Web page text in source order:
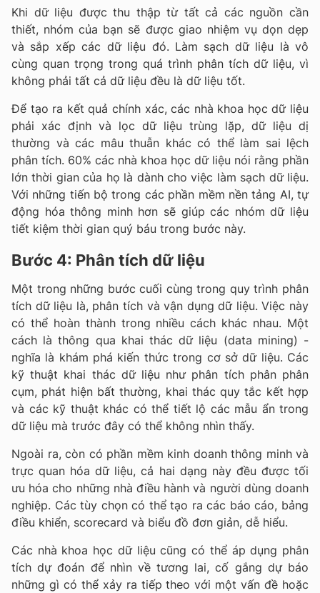
Khi dữ liệu được thu thập từ tất cả các nguồn cần
thiết, nhóm của bạn sẽ được giao nhiệm vụ dọn dẹp
và sắp xếp các dữ liệu đó. Làm sạch dữ liệu là vô
cùng quan trọng trong quá trình phân tích dữ liệu, vì
không phải tất cả dữ liệu đều là dữ liệu tốt.
Để tạo ra kết quả chính xác, các nhà khoa học dữ liệu
phải xác định và lọc dữ liệu trùng lặp, dữ liệu dị
thường và các mâu thuẫn khác có thể làm sai lệch
phân tích. 60% các nhà khoa học dữ liệu nói rằng phần
lớn thời gian của họ là dành cho việc làm sạch dữ liệu.
Với những tiến bộ trong các phần mềm nền tảng AI, tự
động hóa thông minh hơn sẽ giúp các nhóm dữ liệu
tiết kiệm thời gian quý báu trong bước này.
Bước 4: Phân tích dữ liệu
Một trong những bước cuối cùng trong quy trình phân
tích dữ liệu là, phân tích và vận dụng dữ liệu. Việc này
có thể hoàn thành trong nhiều cách khác nhau. Một
cách là thông qua khai thác dữ liệu (data mining) -
nghĩa là khám phá kiến thức trong cơ sở dữ liệu. Các
kỹ thuật khai thác dữ liệu như phân tích phân phân
cụm, phát hiện bất thường, khai thác quy tắc kết hợp
và các kỹ thuật khác có thể tiết lộ các mẫu ẩn trong
dữ liệu mà trước đây có thể không nhìn thấy.
Ngoài ra, còn có phần mềm kinh doanh thông minh và
trực quan hóa dữ liệu, cả hai dạng này đều được tối
ưu hóa cho những nhà điều hành và người dùng doanh
nghiệp. Các tùy chọn có thể tạo ra các báo cáo, bảng
điều khiển, scorecard và biểu đồ đơn giản, dễ hiểu.
Các nhà khoa học dữ liệu cũng có thể áp dụng phân
tích dự đoán để nhìn về tương lai, cố gắng dự báo
những gì có thể xảy ra tiếp theo với một vấn đề hoặc